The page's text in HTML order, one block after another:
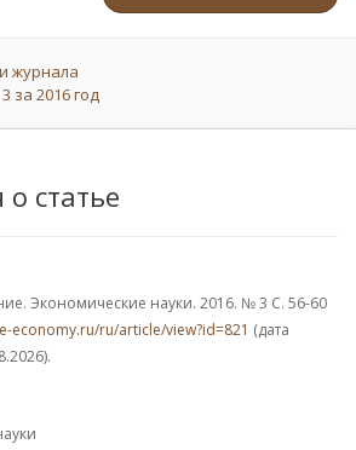
журнала
за 2016 год
статье
Экономические науки. 2016. № 3 С. 56-60
economy.ru/ru/article/view?id=821 (дата